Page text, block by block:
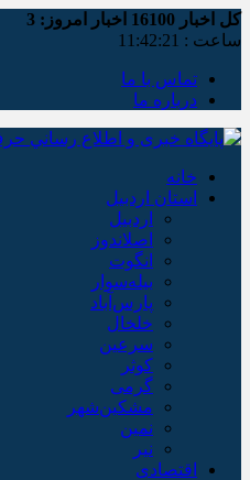
کل اخبار اخبار امروز: 3
ساعت : 11:42:22
تماس با ما
درباره ما
خانه
استان اردبیل
اردبیل
اصلاندوز
انگوت
بیله‌سوار
پارس‌آباد
خلخال
سرعین
کوثر
گرمی
مشکین‌شهر
نمین
نیر
اقتصادی